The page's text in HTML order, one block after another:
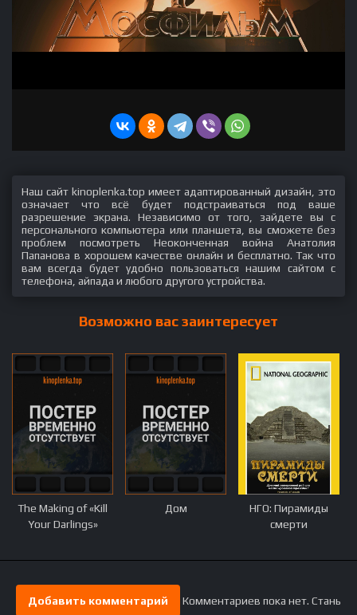
Наш сайт kinoplenka.top имеет адаптированный дизайн, это
означает что всё будет подстраиваться под ваше
разрешение экрана. Независимо от того, зайдете вы с
персонального компьютера или планшета, вы сможете без
проблем посмотреть Неоконченная война Анатолия
Папанова в хорошем качестве онлайн и бесплатно. Так что
вам всегда будет удобно пользоваться нашим сайтом с
телефона, айпада и любого другого устройства.
Возможно вас заинтересует
The Making of «Kill
Your Darlings»
Дом
НГО: Пирамиды
смерти
Добавить комментарий Комментариев пока нет. Стань